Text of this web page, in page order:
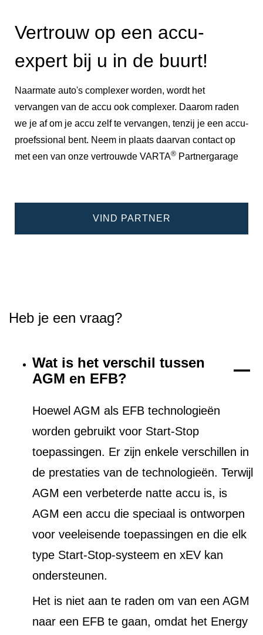
Vertrouw op een accu-
expert bij u in de buurt!
Naarmate auto's complexer worden, wordt het
vervangen van de accu ook complexer. Daarom raden
we je af om je accu zelf te vervangen, tenzij je een accu-
proefssional bent. Neem in plaats daarvan contact op
met een van onze vertrouwde VARTA® Partnergarage
VIND PARTNER
Heb je een vraag?
Wat is het verschil tussen
AGM en EFB?
Hoewel AGM als EFB technologieën
worden gebruikt voor Start-Stop
toepassingen. Er zijn enkele verschillen in
de prestaties van de technologieën. Terwijl
AGM een verbeterde natte accu is, is
AGM een accu die speciaal is ontworpen
voor veeleisende toepassingen en die elk
type Start-Stop-systeem en xEV kan
ondersteunen.
Het is niet aan te raden om van een AGM
naar een EFB te gaan, omdat het Energy